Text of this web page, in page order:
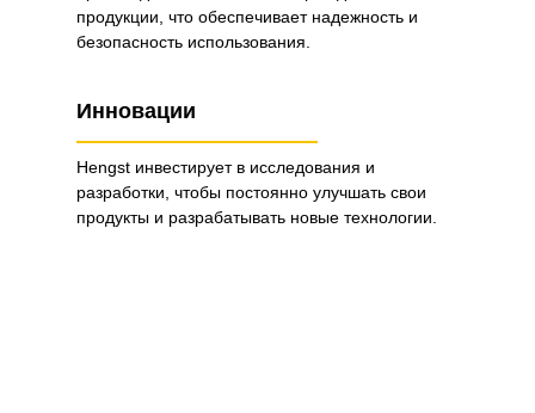
Инновации
продукции, что обеспечивает надежность и
безопасность использования.
Hengst инвестирует в исследования и
разработки, чтобы постоянно улучшать свои
продукты и разрабатывать новые технологии.